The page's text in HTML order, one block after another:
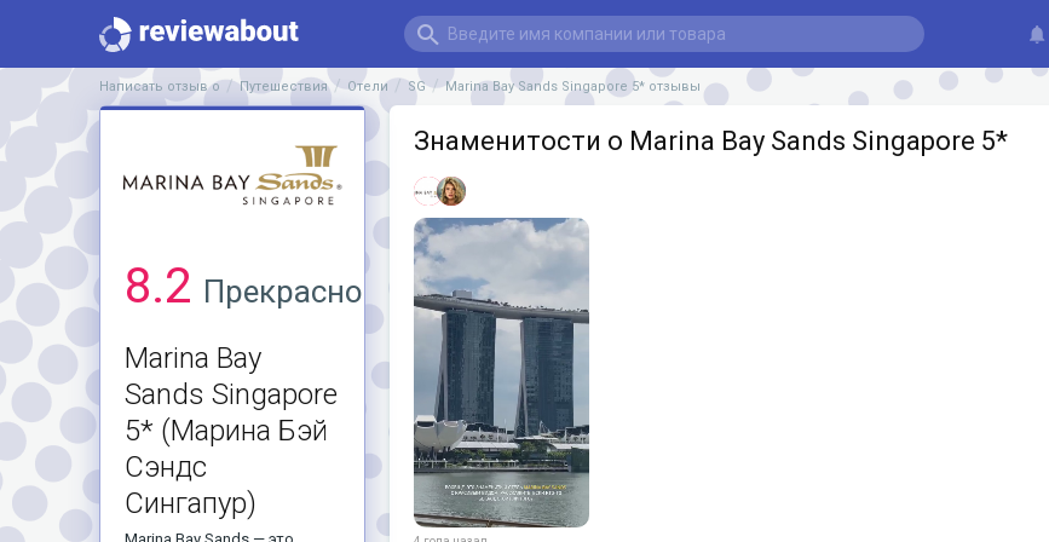
Написать отзыв о Путешествия Отели SG Marina Bay Sands Singapore 5* отзывы
8.2 Прекрасно
Marina Bay
Sands Singapore
5* (Марина Бэй
Сэндс
Сингапур)
Знаменитости о Marina Bay Sands Singapore 5*